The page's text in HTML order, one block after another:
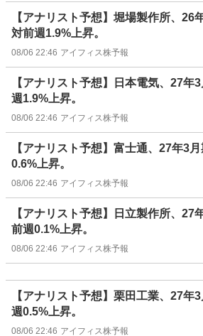
【アナリスト予想】堀場製作所、26
対前週1.9%上昇。
08/06 22:46 アイフィス株予報
【アナリスト予想】日本電気、27年
週1.9%上昇。
08/06 22:46 アイフィス株予報
【アナリスト予想】富士通、27年3
0.6%上昇。
08/06 22:46 アイフィス株予報
【アナリスト予想】日立製作所、27
前週0.1%上昇。
08/06 22:46 アイフィス株予報
【アナリスト予想】栗田工業、27年
週0.5%上昇。
08/06 22:46 アイフィス株予報